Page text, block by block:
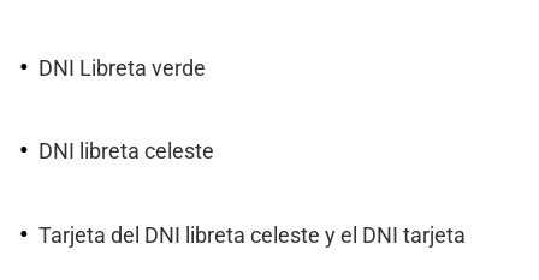
DNI Libreta verde
DNI libreta celeste
Tarjeta del DNI libreta celeste y el DNI tarjeta